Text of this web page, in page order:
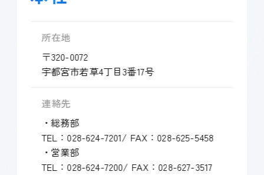
所在地
〒320-0072
宇都宮市若草4丁目3番17号
連絡先
・総務部
TEL： 028-624-7201/ FAX：028-625-5458
・営業部
TEL： 028-624-7200/ FAX：028-627-3517